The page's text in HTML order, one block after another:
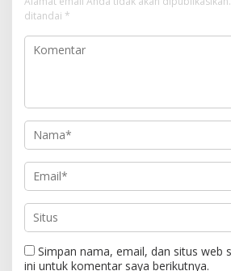
ditandai *
Simpan nama, email, dan situs web
ini untuk komentar saya berikutnya.